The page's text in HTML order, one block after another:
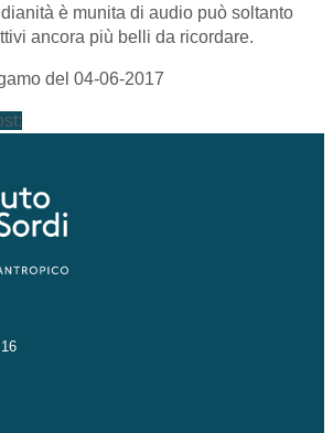
è munita di audio può soltanto
ancora più belli da ricordare.
del 04-06-2017